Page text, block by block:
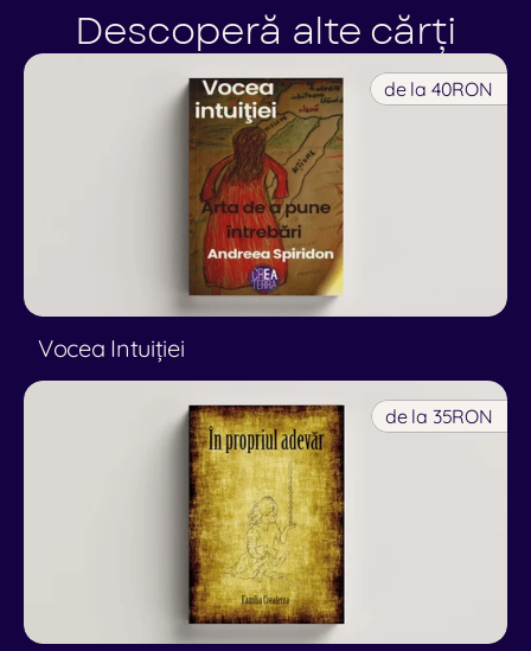
Descoperă alte cărți
de la 40RON
Vocea Intuiției
de la 35RON